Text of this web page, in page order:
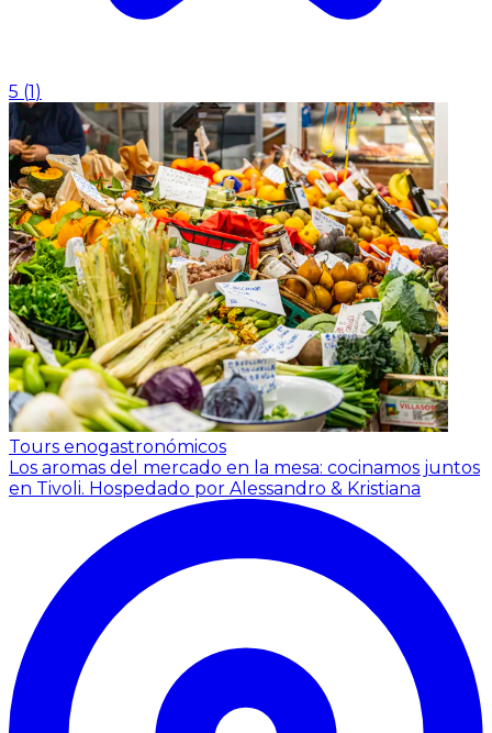
5 (1)
Tours enogastronómicos
Los aromas del mercado en la mesa: cocinamos juntos
en Tivoli. Hospedado por Alessandro & Kristiana